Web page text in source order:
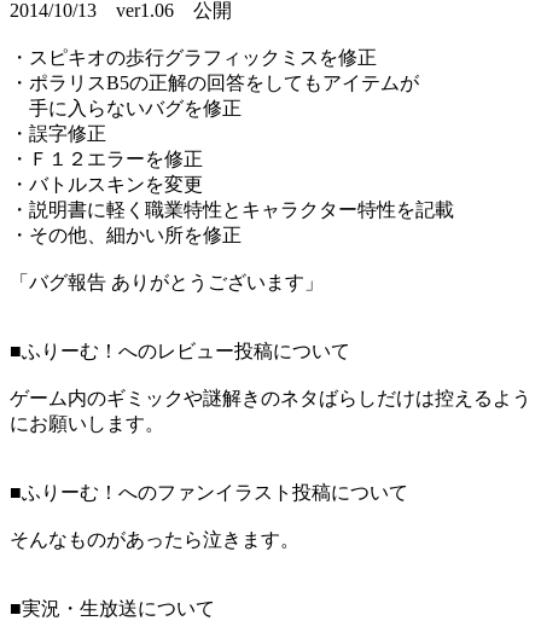
2014/10/13 ver1.06 公開
・スピキオの歩行グラフィックミスを修正
・ポラリスB5の正解の回答をしてもアイテムが
手に入らないバグを修正
・誤字修正
・Ｆ１２エラーを修正
・バトルスキンを変更
・説明書に軽く職業特性とキャラクター特性を記載
・その他、細かい所を修正
「バグ報告 ありがとうございます」
■ふりーむ！へのレビュー投稿について
ゲーム内のギミックや謎解きのネタばらしだけは控えるよう
にお願いします。
■ふりーむ！へのファンイラスト投稿について
そんなものがあったら泣きます。
■実況・生放送について